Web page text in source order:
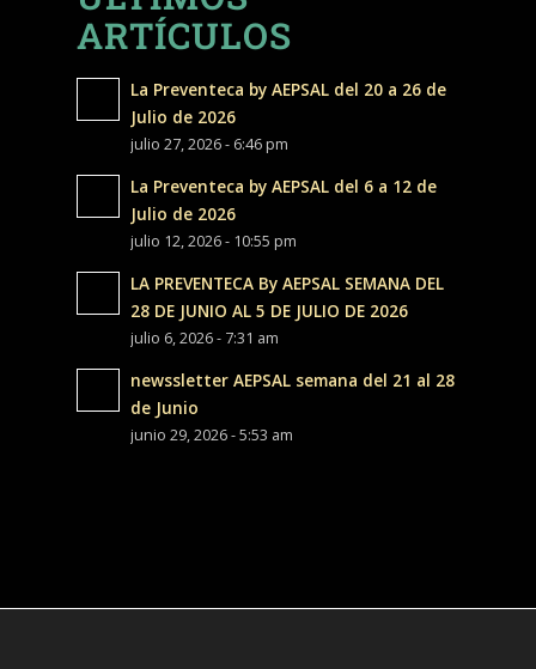
ARTÍCULOS
La Preventeca by AEPSAL del 20 a 26 de
Julio de 2026
julio 27, 2026 - 6:46 pm
La Preventeca by AEPSAL del 6 a 12 de
Julio de 2026
julio 12, 2026 - 10:55 pm
LA PREVENTECA By AEPSAL SEMANA DEL
28 DE JUNIO AL 5 DE JULIO DE 2026
julio 6, 2026 - 7:31 am
newssletter AEPSAL semana del 21 al 28
de Junio
junio 29, 2026 - 5:53 am